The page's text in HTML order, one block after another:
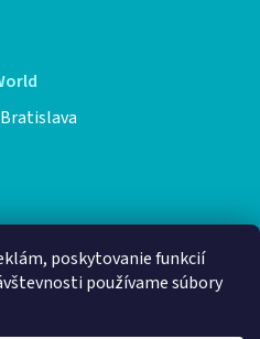
poskytovanie funkcií
používame súbory